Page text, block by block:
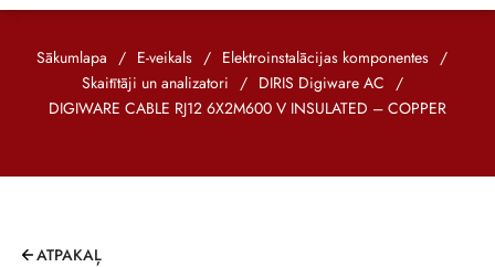
Sākumlapa / E-veikals / Elektroinstalācijas komponentes /
Skaitītāji un analizatori / DIRIS Digiware AC /
DIGIWARE CABLE RJ12 6X2M600 V INSULATED – COPPER
ATPAKAĻ